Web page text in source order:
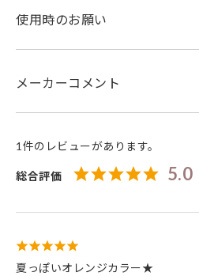
使用時のお願い
メーカーコメント
1件のレビューがあります。
総合評価 5.0
夏っぽいオレンジカラー★